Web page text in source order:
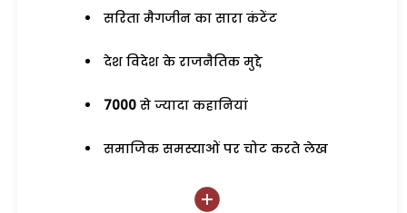
सरिता मैगजीन का सारा कंटेंट
देश विदेश के राजनैतिक मुद्दे
7000 से ज्यादा कहानियां
समाजिक समस्याओं पर चोट करते लेख